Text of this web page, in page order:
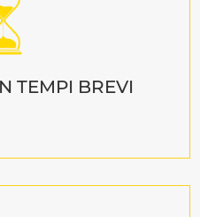
TEMPI BREVI